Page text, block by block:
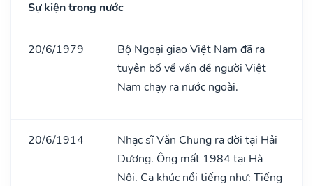
Sự kiện trong nước
20/6/1979
Bộ Ngoại giao Việt Nam đã ra
tuyên bố về vấn đề người Việt
Nam chạy ra nước ngoài.
20/6/1914
Nhạc sĩ Vǎn Chung ra đời tại Hải
Dương. Ông mất 1984 tại Hà
Nội. Ca khúc nổi tiếng như: Tiếng